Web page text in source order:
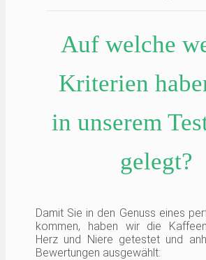
Auf welche
Kriterien
in unserem
gelegt?
Damit Sie in den Genuss eines
kommen, haben wir die
Herz und Niere getestet und
Bewertungen ausgewählt: